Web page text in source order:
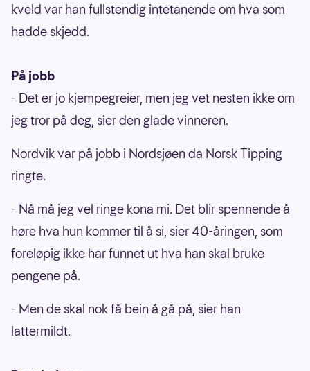
kveld var han fullstendig intetanende om hva som
hadde skjedd.
På jobb
- Det er jo kjempegreier, men jeg vet nesten ikke om
jeg tror på deg, sier den glade vinneren.
Nordvik var på jobb i Nordsjøen da Norsk Tipping
ringte.
- Nå må jeg vel ringe kona mi. Det blir spennende å
høre hva hun kommer til å si, sier 40-åringen, som
foreløpig ikke har funnet ut hva han skal bruke
pengene på.
- Men de skal nok få bein å gå på, sier han
lattermildt.